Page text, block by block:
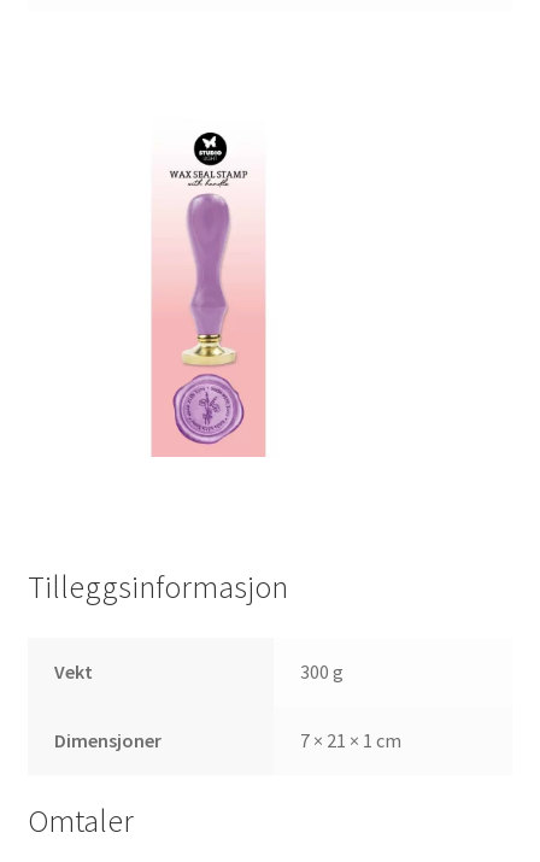
Tilleggsinformasjon
Vekt 300 g
Dimensjoner 7 × 21 × 1 cm
Omtaler